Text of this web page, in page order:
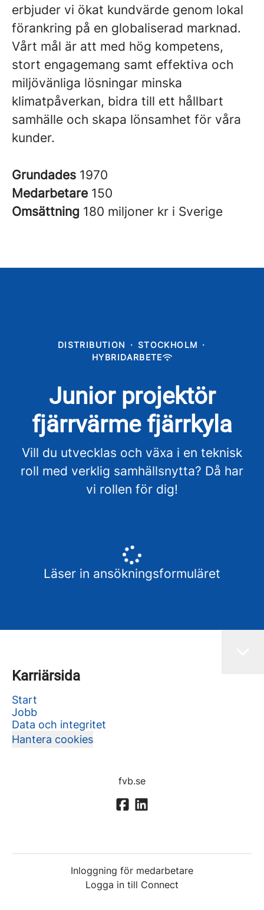
erbjuder vi ökat kundvärde genom lokal
förankring på en globaliserad marknad.
Vårt mål är att med hög kompetens,
stort engagemang samt effektiva och
miljövänliga lösningar minska
klimatpåverkan, bidra till ett hållbart
samhälle och skapa lönsamhet för våra
kunder.
Grundades 1970
Medarbetare 150
Omsättning 180 miljoner kr i Sverige
DISTRIBUTION · STOCKHOLM ·
HYBRIDARBETE
Junior projektör
fjärrvärme fjärrkyla
Vill du utvecklas och växa i en teknisk
roll med verklig samhällsnytta? Då har
vi rollen för dig!
Läser in ansökningsformuläret
Karriärsida
Start
Jobb
Data och integritet
Hantera cookies
fvb.se
Inloggning för medarbetare
Logga in till Connect